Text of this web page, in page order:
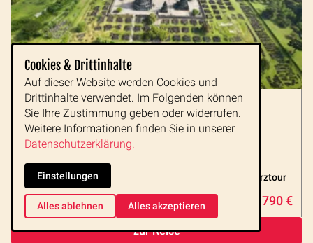
Java bis Bali Kurztour Privat
Prambanan, Borobudur
Yogyakarta
Mount Bromo, Ijenkrater
die klassischen Highlights Javas bei einer privaten Kurztour
5 TagePrivatreise
ab 2 Personen
790 €
zur Reise
Cookies & Drittinhalte
Auf dieser Website werden Cookies und
Drittinhalte verwendet. Im Folgenden können
Sie Ihre Zustimmung geben oder widerrufen.
Weitere Informationen finden Sie in unserer
Datenschutzerklärung.
Einstellungen
Alles ablehnen Alles akzeptieren